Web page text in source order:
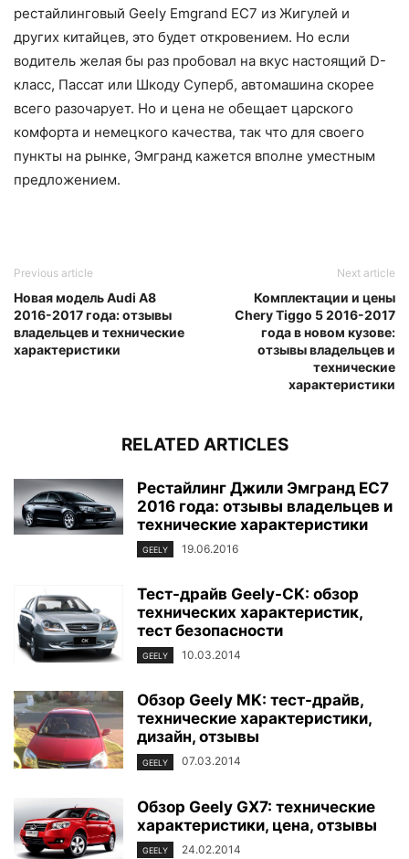
рестайлинговый Geely Emgrand EC7 из Жигулей и
других китайцев, это будет откровением. Но если
водитель желая бы раз пробовал на вкус настоящий D-
класс, Пассат или Шкоду Суперб, автомашина скорее
всего разочарует. Но и цена не обещает царского
комфорта и немецкого качества, так что для своего
пункты на рынке, Эмгранд кажется вполне уместным
предложением.
Previous article
Новая модель Audi A8
2016-2017 года: отзывы
владельцев и технические
характеристики
Next article
Комплектации и цены
Chery Tiggo 5 2016-2017
года в новом кузове:
отзывы владельцев и
технические
характеристики
RELATED ARTICLES
Рестайлинг Джили Эмгранд ЕС7
2016 года: отзывы владельцев и
технические характеристики
GEELY 19.06.2016
Тест-драйв Geely-CK: обзор
технических характеристик,
тест безопасности
GEELY 10.03.2014
Обзор Geely MK: тест-драйв,
технические характеристики,
дизайн, отзывы
GEELY 07.03.2014
Обзор Geely GX7: технические
характеристики, цена, отзывы
GEELY 24.02.2014